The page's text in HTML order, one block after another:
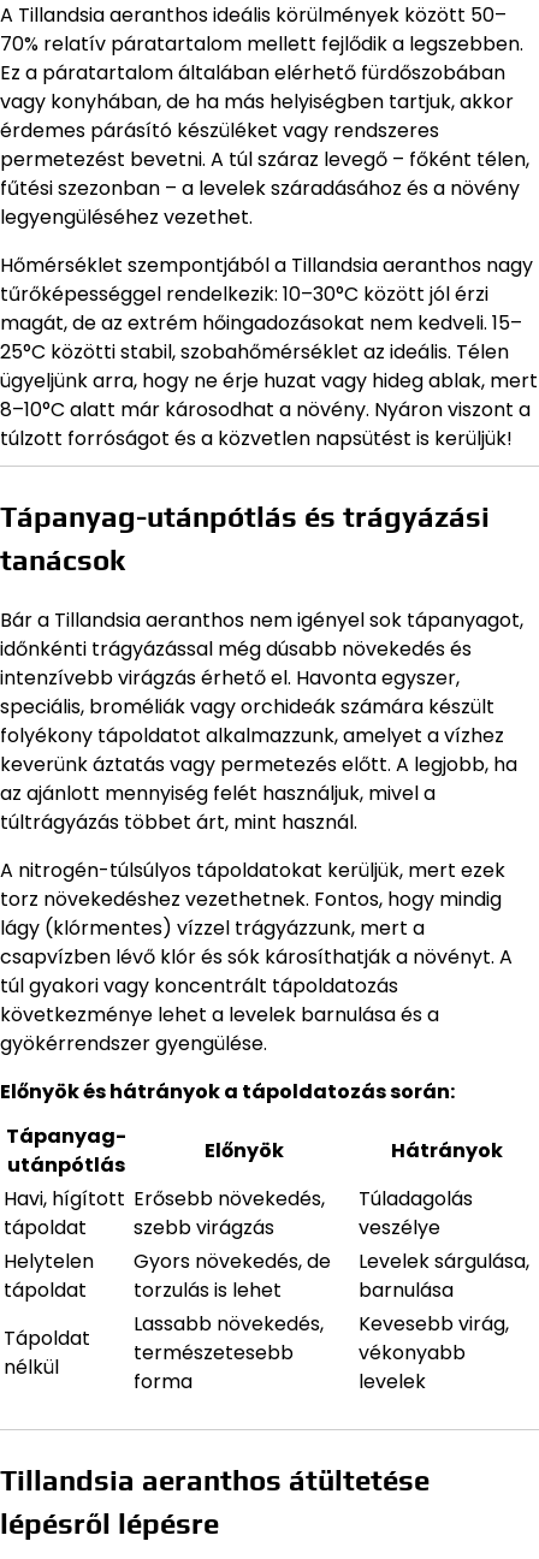
A Tillandsia aeranthos ideális körülmények között 50–
70% relatív páratartalom mellett fejlődik a legszebben.
Ez a páratartalom általában elérhető fürdőszobában
vagy konyhában, de ha más helyiségben tartjuk, akkor
érdemes párásító készüléket vagy rendszeres
permetezést bevetni. A túl száraz levegő – főként télen,
fűtési szezonban – a levelek száradásához és a növény
legyengüléséhez vezethet.
Hőmérséklet szempontjából a Tillandsia aeranthos nagy
tűrőképességgel rendelkezik: 10–30°C között jól érzi
magát, de az extrém hőingadozásokat nem kedveli. 15–
25°C közötti stabil, szobahőmérséklet az ideális. Télen
ügyeljünk arra, hogy ne érje huzat vagy hideg ablak, mert
8–10°C alatt már károsodhat a növény. Nyáron viszont a
túlzott forróságot és a közvetlen napsütést is kerüljük!
Tápanyag-utánpótlás és trágyázási
tanácsok
Bár a Tillandsia aeranthos nem igényel sok tápanyagot,
időnkénti trágyázással még dúsabb növekedés és
intenzívebb virágzás érhető el. Havonta egyszer,
speciális, broméliák vagy orchideák számára készült
folyékony tápoldatot alkalmazzunk, amelyet a vízhez
keverünk áztatás vagy permetezés előtt. A legjobb, ha
az ajánlott mennyiség felét használjuk, mivel a
túltrágyázás többet árt, mint használ.
A nitrogén-túlsúlyos tápoldatokat kerüljük, mert ezek
torz növekedéshez vezethetnek. Fontos, hogy mindig
lágy (klórmentes) vízzel trágyázzunk, mert a
csapvízben lévő klór és sók károsíthatják a növényt. A
túl gyakori vagy koncentrált tápoldatozás
következménye lehet a levelek barnulása és a
gyökérrendszer gyengülése.
Előnyök és hátrányok a tápoldatozás során:
Tápanyag-
utánpótlás
Előnyök
Hátrányok
Havi, hígított
tápoldat
Erősebb növekedés,
szebb virágzás
Túladagolás
veszélye
Helytelen
tápoldat
Gyors növekedés, de
torzulás is lehet
Levelek sárgulása,
barnulása
Tápoldat
nélkül
Lassabb növekedés,
természetesebb
forma
Kevesebb virág,
vékonyabb
levelek
Tillandsia aeranthos átültetése
lépésről lépésre